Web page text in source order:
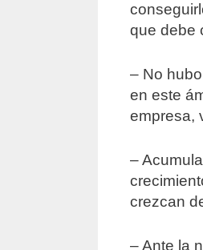
que debe
– No
en este
empresa,
–
crezcan
– Ante la